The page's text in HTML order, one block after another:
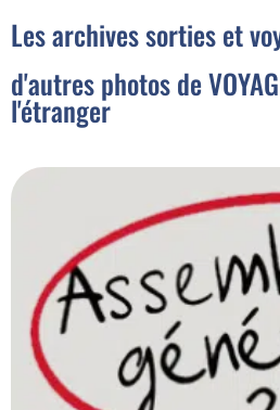
Les archives sorties et
d'autres photos de
l'étranger